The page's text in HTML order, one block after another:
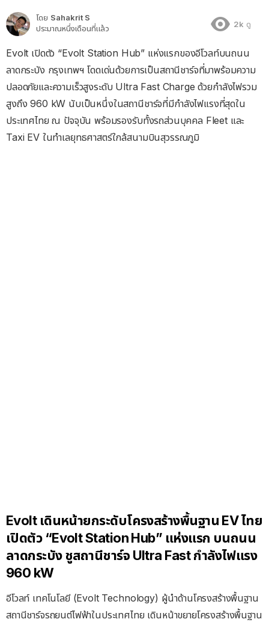
โดย Sahakrit S
ประมาณหนึ่งเดือนที่แล้ว
2k ดู
Evolt เปิดตัว “Evolt Station Hub” แห่งแรกของอีโวลท์บนถนน
ลาดกระบัง กรุงเทพฯ โดดเด่นด้วยการเป็นสถานีชาร์จที่มาพร้อมความ
ปลอดภัยและความเร็วสูงระดับ Ultra Fast Charge ด้วยกำลังไฟรวม
สูงถึง 960 kW นับเป็นหนึ่งในสถานีชาร์จที่มีกำลังไฟแรงที่สุดใน
ประเทศไทย ณ ปัจจุบัน พร้อมรองรับทั้งรถส่วนบุคคล Fleet และ
Taxi EV ในทำเลยุทธศาสตร์ใกล้สนามบินสุวรรณภูมิ
Evolt เดินหน้ายกระดับโครงสร้างพื้นฐาน EV ไทย
เปิดตัว “Evolt Station Hub” แห่งแรก บนถนน
ลาดกระบัง ชูสถานีชาร์จ Ultra Fast กำลังไฟแรง
960 kW
อีโวลท์ เทคโนโลยี (Evolt Technology) ผู้นำด้านโครงสร้างพื้นฐาน
สถานีชาร์จรถยนต์ไฟฟ้าในประเทศไทย เดินหน้าขยายโครงสร้างพื้นฐาน